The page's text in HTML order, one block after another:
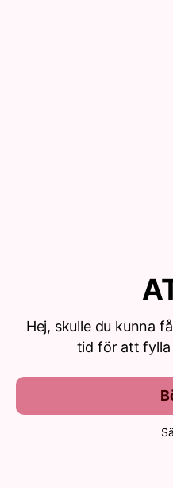
Hej, skulle du kunna
tid för att fylla